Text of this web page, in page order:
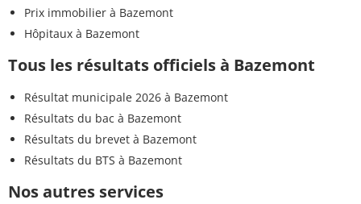
Prix immobilier à Bazemont
Hôpitaux à Bazemont
Tous les résultats officiels à Bazemont
Résultat municipale 2026 à Bazemont
Résultats du bac à Bazemont
Résultats du brevet à Bazemont
Résultats du BTS à Bazemont
Nos autres services